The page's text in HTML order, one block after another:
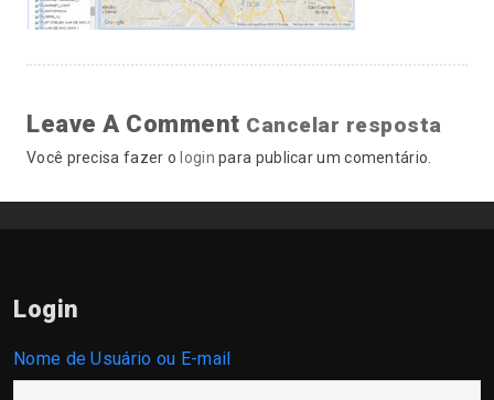
Leave A Comment Cancelar resposta
Você precisa fazer o login para publicar um comentário.
Login
Nome de Usuário ou E-mail